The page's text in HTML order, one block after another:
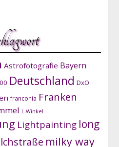
Astrofotografie Bayern
Deutschland DxO
franconia Franken
L-Winkel
Lightpainting long
milky way